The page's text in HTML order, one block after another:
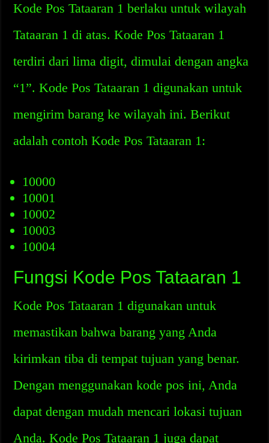
Kode Pos Tataaran 1 berlaku untuk wilayah
Tataaran 1 di atas. Kode Pos Tataaran 1
terdiri dari lima digit, dimulai dengan angka
“1”. Kode Pos Tataaran 1 digunakan untuk
mengirim barang ke wilayah ini. Berikut
adalah contoh Kode Pos Tataaran 1:
10000
10001
10002
10003
10004
Fungsi Kode Pos Tataaran 1
Kode Pos Tataaran 1 digunakan untuk
memastikan bahwa barang yang Anda
kirimkan tiba di tempat tujuan yang benar.
Dengan menggunakan kode pos ini, Anda
dapat dengan mudah mencari lokasi tujuan
Anda. Kode Pos Tataaran 1 juga dapat